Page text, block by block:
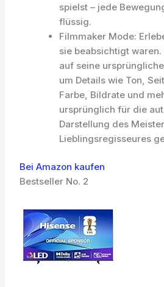
spielst – jede
flüssig.
Filmmaker Mode:
sie beabsichtigt
auf seine
um Details wie Ton,
Farbe, Bildrate und
ursprünglich für die
Darstellung des
Lieblingsregisseures
Bei Amazon kaufen
Bestseller No. 2